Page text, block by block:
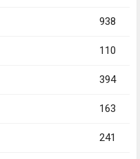
938
110
394
163
241